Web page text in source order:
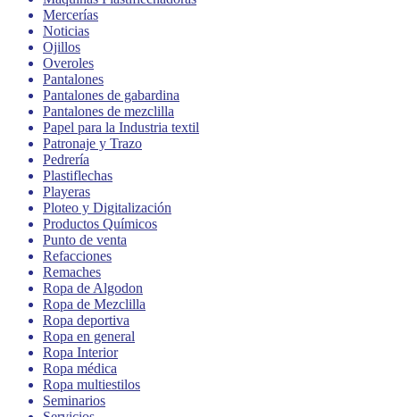
Mercerías
Noticias
Ojillos
Overoles
Pantalones
Pantalones de gabardina
Pantalones de mezclilla
Papel para la Industria textil
Patronaje y Trazo
Pedrería
Plastiflechas
Playeras
Ploteo y Digitalización
Productos Químicos
Punto de venta
Refacciones
Remaches
Ropa de Algodon
Ropa de Mezclilla
Ropa deportiva
Ropa en general
Ropa Interior
Ropa médica
Ropa multiestilos
Seminarios